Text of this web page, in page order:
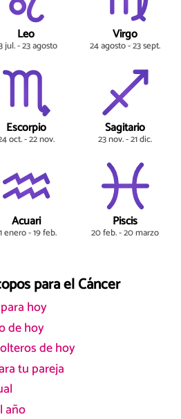
Leo
jul. - 23 agosto
Virgo
24 agosto - 23 sept.
Escorpio
oct. - 22 nov.
Sagitario
23 nov. - 21 dic.
Acuari
enero - 19 feb.
Piscis
20 feb. - 20 marzo
para el Cáncer
hoy
de hoy
de hoy
tu pareja
año